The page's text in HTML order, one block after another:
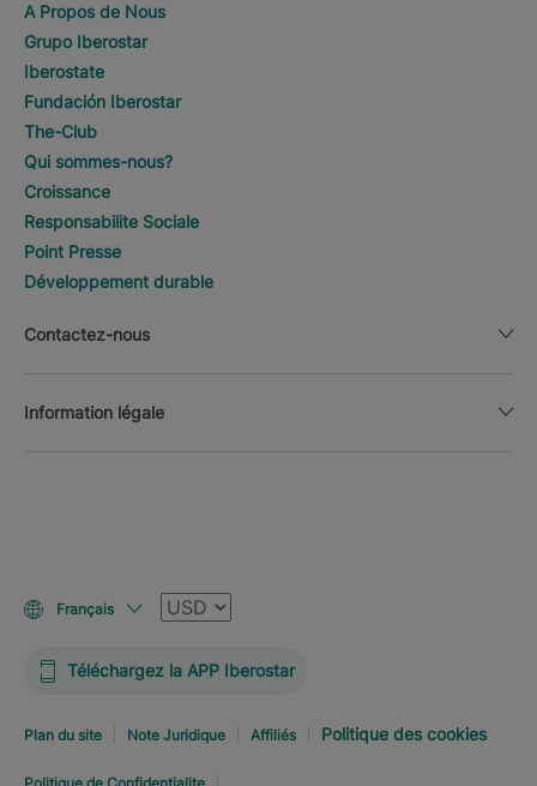
A Propos de Nous
Grupo Iberostar
Iberostate
Fundación Iberostar
The-Club
Qui sommes-nous?
Croissance
Responsabilite Sociale
Point Presse
Développement durable
Contactez-nous
Information légale
Français Devise
Téléchargez la APP Iberostar
Plan du site Note Juridique Affiliés Politique des cookies